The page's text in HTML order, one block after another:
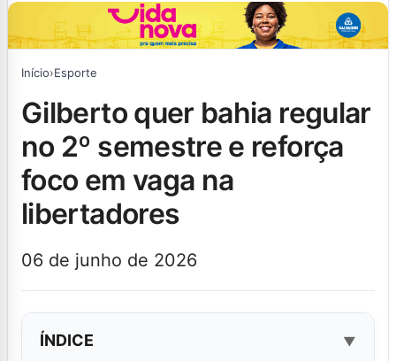
Início›Esporte
gilberto quer bahia regular
no 2º semestre e reforça
foco em vaga na
libertadores
06 de junho de 2026
ÍNDICE